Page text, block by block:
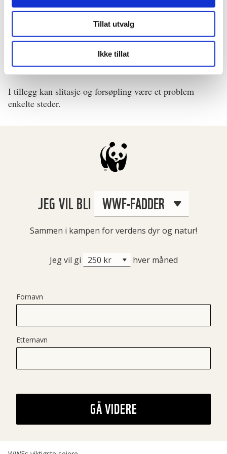
Tillat utvalg
Ikke tillat
Fremmede og mer skyggetålende arter, som gran, ulike
mispler og platanlønn, kan fortrenge den opprinnelige
vegetasjonen i kalklindeskogen.
I tillegg kan slitasje og forsøpling være et problem
enkelte steder.
JEG VIL BLI
Sammen i kampen for verdens dyr og natur!
Jeg vil gi hver måned
Fornavn
Etternavn
GÅ VIDERE